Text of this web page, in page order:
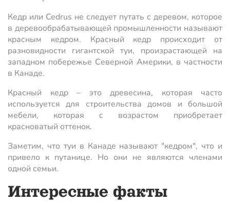
Кедр или Cedrus не следует путать с деревом, которое
в деревообрабатывающей промышленности называют
красным кедром. Красный кедр происходит от
разновидности гигантской туи, произрастающей на
западном побережье Северной Америки, в частности
в Канаде.
Красный кедр – это древесина, которая часто
используется для строительства домов и большой
мебели, которая с возрастом приобретает
красноватый оттенок.
Заметим, что туи в Канаде называют "кедром", что и
привело к путанице. Но они не являются членами
одной семьи.
Интересные факты